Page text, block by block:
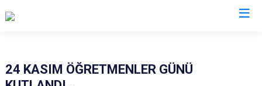
24 KASIM ÖĞRETMENLER GÜNÜ